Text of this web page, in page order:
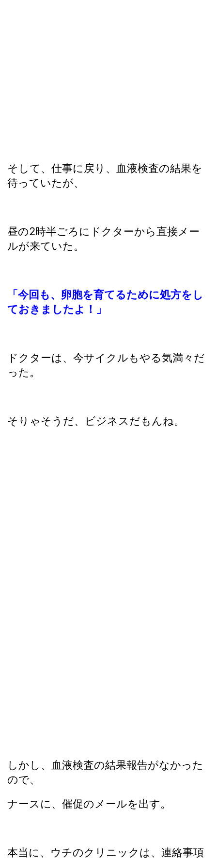
そして、仕事に戻り、血液検査の結果を
待っていたが、
昼の2時半ごろにドクターから直接メー
ルが来ていた。
「今回も、卵胞を育てるために処方をし
ておきましたよ！」
ドクターは、今サイクルもやる気満々だ
った。
そりゃそうだ、ビジネスだもんね。
しかし、血液検査の結果報告がなかった
ので、
ナースに、催促のメールを出す。
本当に、ウチのクリニックは、連絡事項